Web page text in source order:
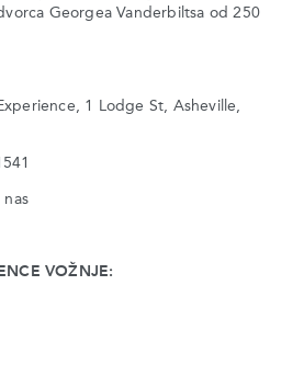
Georgea Vanderbiltsa od 250
1 Lodge St, Asheville,
nas
VOŽNJE: